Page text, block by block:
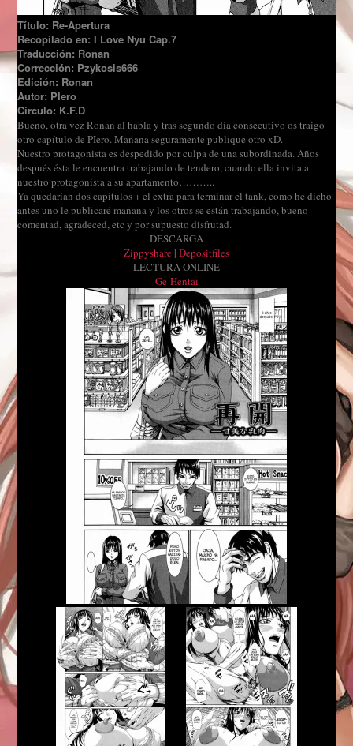
Título: Re-Apertura
Recopilado en: I Love Nyu Cap.7
Traducción: Ronan
Corrección: Pzykosis666
Edición: Ronan
Autor: PIero
Circulo: K.F.D
Bueno, otra vez Ronan al habla y tras segundo día consecutivo os traigo
otro capítulo de PIero. Mañana seguramente publique otro xD.
Nuestro protagonista es despedido por culpa de una subordinada. Años
después ésta le encuentra trabajando de tendero, cuando ella invita a
nuestro protagonista a su apartamento………..
Ya quedarían dos capítulos + el extra para terminar el tank, como he dicho
antes uno le publicaré mañana y los otros se están trabajando, bueno
comentad, agradeced, etc y por supuesto disfrutad.
DESCARGA
Zippyshare | Depositfiles
LECTURA ONLINE
Ge-Hentai